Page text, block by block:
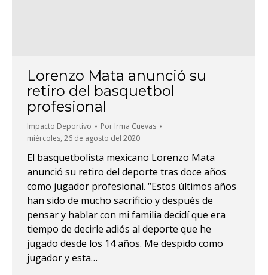
Lorenzo Mata anunció su
retiro del basquetbol
profesional
Impacto Deportivo Por Irma Cuevas
miércoles, 26 de agosto del 2020
El basquetbolista mexicano Lorenzo Mata
anunció su retiro del deporte tras doce años
como jugador profesional. “Estos últimos años
han sido de mucho sacrificio y después de
pensar y hablar con mi familia decidí que era
tiempo de decirle adiós al deporte que he
jugado desde los 14 años. Me despido como
jugador y esta…